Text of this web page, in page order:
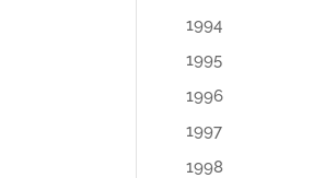
1994
1995
1996
1997
1998